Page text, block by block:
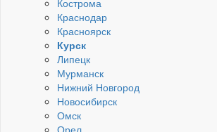
Кострома
Краснодар
Красноярск
Курск
Липецк
Мурманск
Нижний Новгород
Новосибирск
Омск
Орел